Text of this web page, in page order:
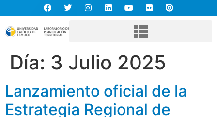
Día: 3 Julio 2025
Lanzamiento oficial de la
Estrategia Regional de